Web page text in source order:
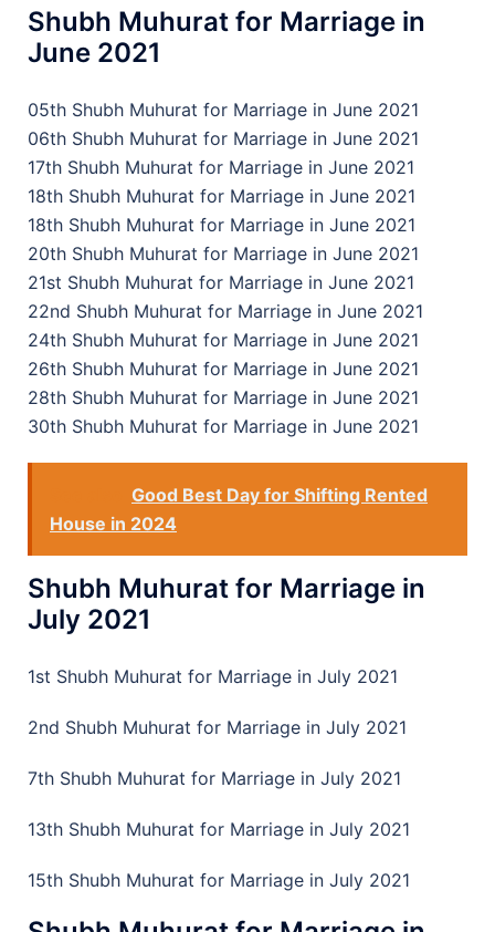
Shubh Muhurat for Marriage in
June 2021
05th Shubh Muhurat for Marriage in June 2021
06th Shubh Muhurat for Marriage in June 2021
17th Shubh Muhurat for Marriage in June 2021
18th Shubh Muhurat for Marriage in June 2021
18th Shubh Muhurat for Marriage in June 2021
20th Shubh Muhurat for Marriage in June 2021
21st Shubh Muhurat for Marriage in June 2021
22nd Shubh Muhurat for Marriage in June 2021
24th Shubh Muhurat for Marriage in June 2021
26th Shubh Muhurat for Marriage in June 2021
28th Shubh Muhurat for Marriage in June 2021
30th Shubh Muhurat for Marriage in June 2021
Good Best Day for Shifting Rented
House in 2024
Shubh Muhurat for Marriage in
July 2021
1st Shubh Muhurat for Marriage in July 2021
2nd Shubh Muhurat for Marriage in July 2021
7th Shubh Muhurat for Marriage in July 2021
13th Shubh Muhurat for Marriage in July 2021
15th Shubh Muhurat for Marriage in July 2021